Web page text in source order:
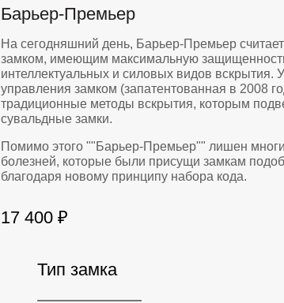
Барьер-Премьер
На сегодняшний день, Барьер-Премьер
замком, имеющим максимальную
интеллектуальных и силовых видов вскрытия.
управления замком (запатентованная в 2008
традиционные методы вскрытия, которым
сувальдные замки.
Помимо этого ""Барьер-Премьер"" лишен
болезней, которые были присущи замкам
благодаря новому принципу набора кода.
17 400 ₽
Тип замка